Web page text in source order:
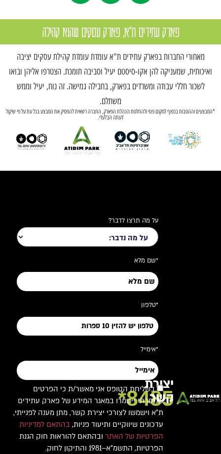
פארק עתידים ת"א, פארק עסקים שהוא קהילה
מאחורי החברות בפארק עתידים ת"א עומדת עומדת קהילת עסקים יציבה
ואיכותית, שמעניקה להן אקו-סיסטם יעיל וסביבה תומכת. הצטרפו אליהן ובואו
לשכור חללי עבודה ומשרדים בפארק, בחבילה גמישה. זה נוח, יעיל וממש
משתלם.
*המבצעים וההטבות בכפוף למקום פנוי ולהחלטת הנהלת הפארק, החברה רשאית להפסיק את המבצע בכל עת על פי שיקול
דעתה הבלעדי.
8485*
יצירת
קשר
על מה תרצו לדבר?
*שם מלא
*טלפון
*אימייל
בשליחת הטופס אני מאשר/ת כי הפרטים
שמסרתי יישמרו במאגר המידע של פארק עתידים
ת"א וישמשו לצורכי יצירת קשר, מתן מענה לפנייתי,
עדכונים שיווקיים ותיעוד פניות, בהתאם למדיניות
הפרטיות של האתרובהתאם להוראות חוק הגנת
הפרטיות, התשמ"א–1981 והתיקון לחוק.